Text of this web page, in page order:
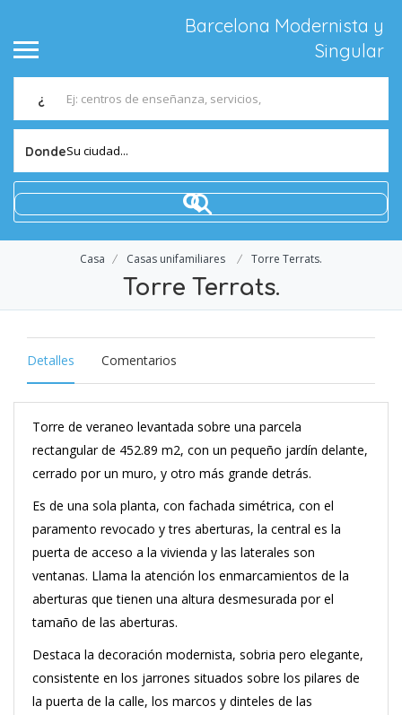
Barcelona Modernista y
Singular
¿
DondeSu ciudad...
Casa Casas unifamiliares Torre Terrats.
Torre Terrats.
Detalles Comentarios
Torre de veraneo levantada sobre una parcela
rectangular de 452.89 m2, con un pequeño jardín delante,
cerrado por un muro, y otro más grande detrás.
Es de una sola planta, con fachada simétrica, con el
paramento revocado y tres aberturas, la central es la
puerta de acceso a la vivienda y las laterales son
ventanas. Llama la atención los enmarcamientos de la
aberturas que tienen una altura desmesurada por el
tamaño de las aberturas.
Destaca la decoración modernista, sobria pero elegante,
consistente en los jarrones situados sobre los pilares de
la puerta de la calle, los marcos y dinteles de las